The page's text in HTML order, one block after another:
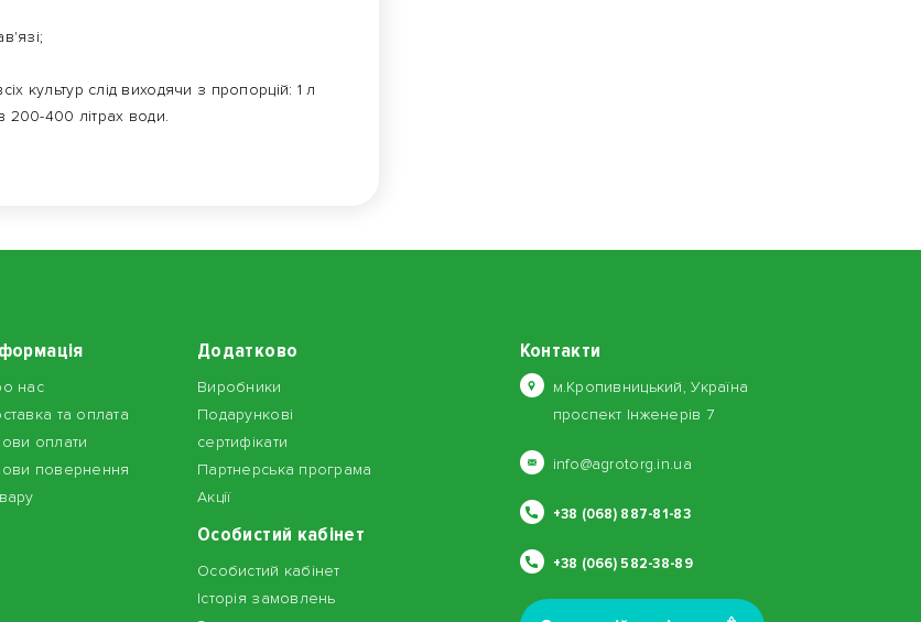
культур слід виходячи з пропорцій: 1 л
200-400 літрах води.
нас
та оплата
оплати
повернення
Додатково
Виробники
Подарункові
сертифікати
Партнерська програма
Акції
Особистий кабінет
Особистий кабінет
Історія замовлень
Контакти
м.Кропивницький, Україна
проспект Інженерів 7
info@agrotorg.in.ua
+38 (068) 887-81-83
+38 (066) 582-38-89